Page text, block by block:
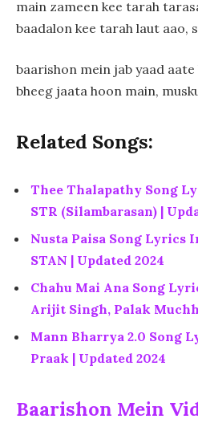
main zameen kee tarah
baadalon kee tarah laut aao,
baarishon mein jab yaad
bheeg jaata hoon main,
Related Songs:
Thee Thalapathy Song
STR (Silambarasan) |
Nusta Paisa Song Lyrics
STAN | Updated 2024
Chahu Mai Ana Song
Arijit Singh, Palak
Mann Bharrya 2.0 Song
Praak | Updated 2024
Baarishon Mein